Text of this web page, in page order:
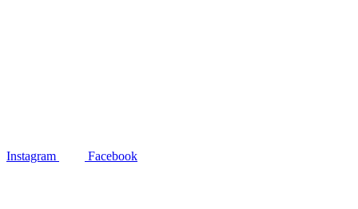
Instagram Facebook